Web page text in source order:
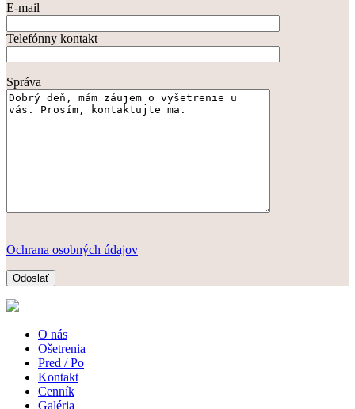
E-mail
Telefónny kontakt
Správa
Ochrana osobných údajov
O nás
Ošetrenia
Pred / Po
Kontakt
Cenník
Galéria